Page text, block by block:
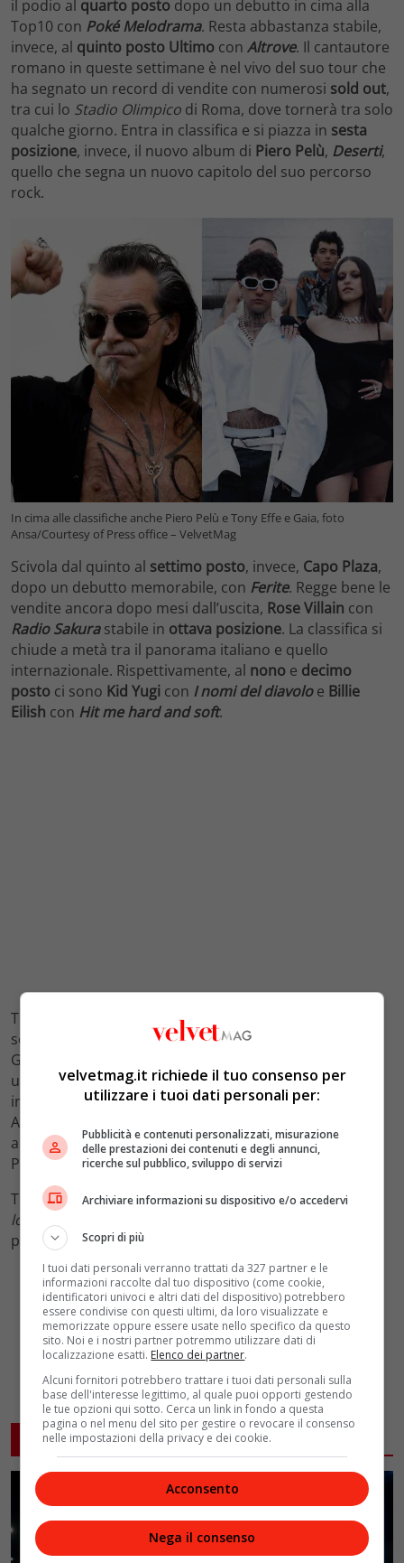
il podio al quarto posto dopo un debutto in cima alla
Top10 con Poké Melodrama. Resta abbastanza stabile,
invece, al quinto posto Ultimo con Altrove. Il cantautore
romano in queste settimane è nel vivo del suo tour che
ha segnato un record di vendite con numerosi sold out,
tra cui lo Stadio Olimpico di Roma, dove tornerà tra solo
qualche giorno. Entra in classifica e si piazza in sesta
posizione, invece, il nuovo album di Piero Pelù, Deserti,
quello che segna un nuovo capitolo del suo percorso
rock.
In cima alle classifiche anche Piero Pelù e Tony Effe e Gaia, foto
Ansa/Courtesy of Press office – VelvetMag
Scivola dal quinto al settimo posto, invece, Capo Plaza,
dopo un debutto memorabile, con Ferite. Regge bene le
vendite ancora dopo mesi dall’uscita, Rose Villain con
Radio Sakurastabile in ottava posizione. La classifica si
chiude a metà tra il panorama italiano e quello
internazionale. Rispettivamente, al nono e decimo
posto ci sono Kid Yugi con I nomi del diavoloe Billie
Eilish con Hit me hard and soft.
Tra i
a confermarsi il brano più ascoltato
secondo Fimi/Gfk è
Sesso e sambaa firma Tony Effe e
Gaia, che quest’estate hanno regalato al pubblico
un’inedita collaborazione ricca di contaminazioni. Sale
inaspettatamente dal sesto al secondo posto, invece,
Anna con
ancora per la collaborazione tra Rose Villain e Guè
Pequeno conCome un tuono.
Tra ivinili a trionfare in vetta è sempreGeoliercon
lo sa
podio ancora Ultimo con
ARTICOLI CORRELATI
velvetmag.it richiede il tuo consenso per
utilizzare i tuoi dati personali per:
Pubblicità e contenuti personalizzati, misurazione
delle prestazioni dei contenuti e degli annunci,
ricerche sul pubblico, sviluppo di servizi
Archiviare informazioni su dispositivo e/o accedervi
Scopri di più
I tuoi dati personali verranno trattati da 327 partner e le
informazioni raccolte dal tuo dispositivo (come cookie,
identificatori univoci e altri dati del dispositivo) potrebbero
essere condivise con questi ultimi, da loro visualizzate e
memorizzate oppure essere usate nello specifico da questo
sito. Noi e i nostri partner potremmo utilizzare dati di
localizzazione esatti. Elenco dei partner.
Alcuni fornitori potrebbero trattare i tuoi dati personali sulla
base dell'interesse legittimo, al quale puoi opporti gestendo
le tue opzioni qui sotto. Cerca un link in fondo a questa
pagina o nel menu del sito per gestire o revocare il consenso
nelle impostazioni della privacy e dei cookie.
Acconsento
Nega il consenso